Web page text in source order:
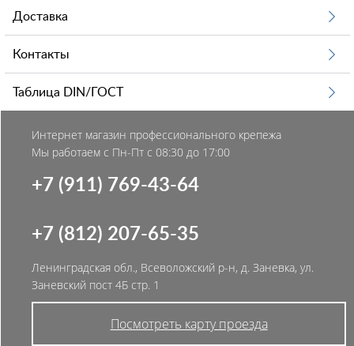
Доставка
Контакты
Таблица DIN/ГОСТ
Интернет магазин профессионального крепежа
Мы работаем с Пн-Пт с 08:30 до 17:00
+7 (911) 769-43-64
+7 (812) 207-65-35
Ленинградская обл., Всеволожский р-н, д. Заневка, ул.
Заневский пост 4Б стр. 1
Посмотреть карту проезда